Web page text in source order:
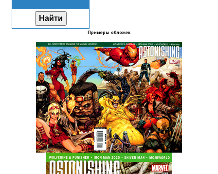
Работы Alexandra10
Kitana HGEC
Apella CBBE SSE BodySlide (with Physics)
Apella 2.0 CBBE SSE BodySlide (with Physics)
Kitana CBBE SSE BodySlide (with Physics)
Nekomimi
New Light Skyrim SE
SB Corset Armor CBBE SSE BodySlide (with Physics)
Примеры обложек